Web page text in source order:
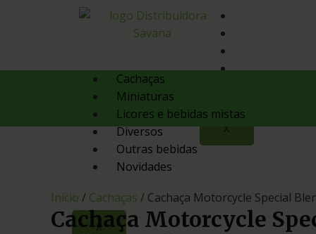
Orçamento
X
Cachaças
Miniaturas
Licores e bebidas mistas
Diversos
Outras bebidas
Novidades
X
Início / Cachaças / Cachaça Motorcycle Special
Cachaça Motorcycle